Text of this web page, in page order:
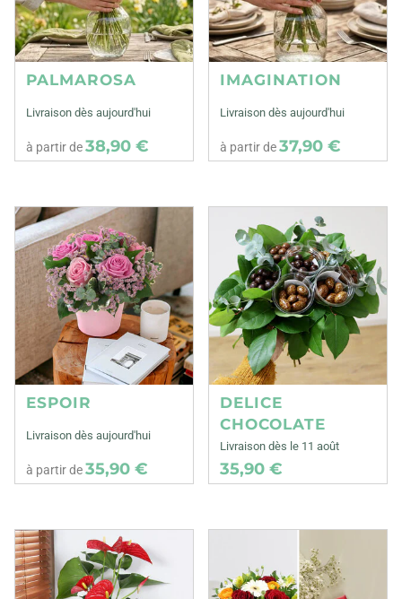
PALMAROSA
Livraison dès aujourd'hui
à partir de38,90 €
IMAGINATION
Livraison dès aujourd'hui
à partir de37,90 €
ESPOIR
Livraison dès aujourd'hui
à partir de35,90 €
DELICE
CHOCOLATE
Livraison dès le 11 août
35,90 €